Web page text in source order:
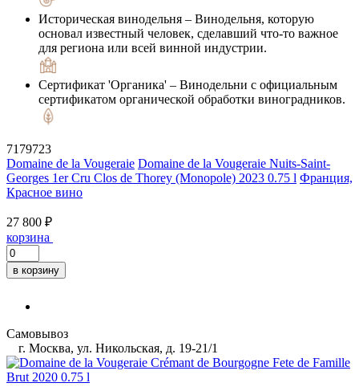
Историческая винодельня – Винодельня, которую
основал известный человек, сделавший что-то важное
для региона или всей винной индустрии.
Сертификат 'Органика' – Винодельни с официальным
сертификатом органической обработки виноградников.
7179723
Domaine de la Vougeraie Domaine de la Vougeraie Nuits-Saint-
Georges 1er Cru Clos de Thorey (Monopole) 2023 0.75 l Франция,
Красное вино
27 800 ₽
корзина
в корзину
Самовывоз
г. Москва, ул. Никольская, д. 19-21/1